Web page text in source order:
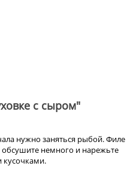
с сыром"
нужно заняться рыбой. Филе
немного и нарежьте
кусочками.